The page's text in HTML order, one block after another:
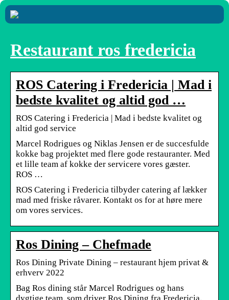
Restaurant ros fredericia
ROS Catering i Fredericia | Mad i
bedste kvalitet og altid god …
ROS Catering i Fredericia | Mad i bedste kvalitet og
altid god service
Marcel Rodrigues og Niklas Jensen er de succesfulde
kokke bag projektet med flere gode restauranter. Med
et lille team af kokke der servicere vores gæster.
ROS …
ROS Catering i Fredericia tilbyder catering af lækker
mad med friske råvarer. Kontakt os for at høre mere
om vores services.
Ros Dining – Chefmade
Ros Dining Private Dining – restaurant hjem privat &
erhverv 2022
Bag Ros dining står Marcel Rodrigues og hans
dygtige team, som driver Ros Dining fra Fredericia.